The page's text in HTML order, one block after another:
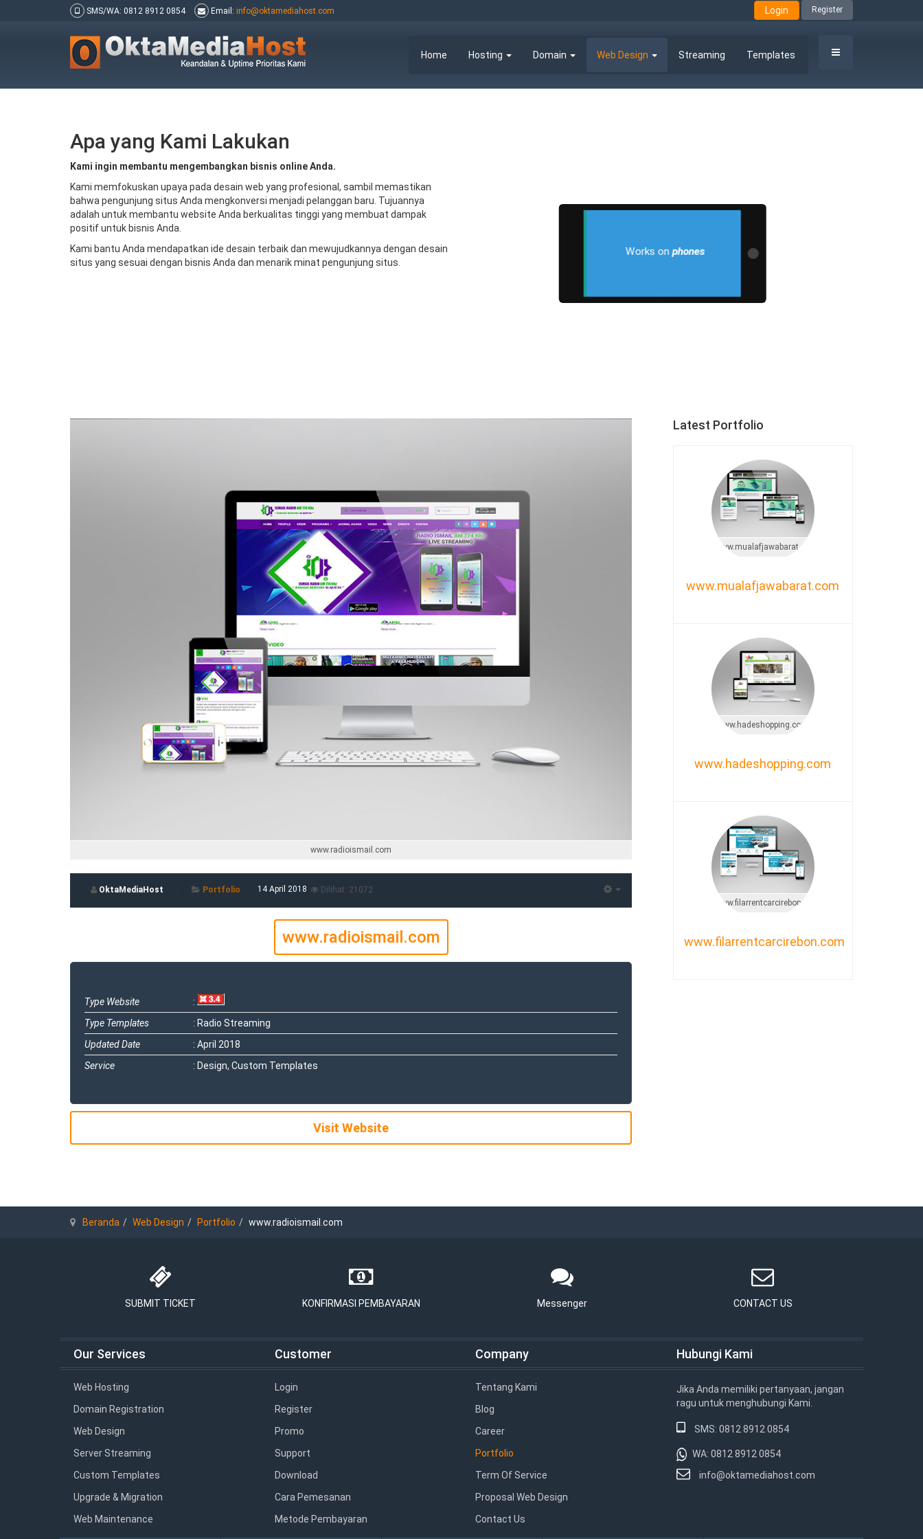
SMS/WA: 0812 8912 0854 Email: info@oktamediahost.com Login Register
Home Hosting Domain Web Design Streaming Templates
Apa yang Kami Lakukan
Kami ingin membantu mengembangkan bisnis online Anda.
Kami memfokuskan upaya pada desain web yang profesional, sambil memastikan
bahwa pengunjung situs Anda mengkonversi menjadi pelanggan baru. Tujuannya
adalah untuk membantu website Anda berkualitas tinggi yang membuat dampak
positif untuk bisnis Anda.
Kami bantu Anda mendapatkan ide desain terbaik dan mewujudkannya dengan desain
situs yang sesuai dengan bisnis Anda dan menarik minat pengunjung situs.
Works on phones
www.radioismail.com
OktaMediaHost Portfolio 14 April 2018 Dilihat: 21072
www.radioismail.com
Type Website
:
Type Templates
:Radio Streaming
Updated Date
:April 2018
Service
:Design, Custom Templates
Visit Website
Latest Portfolio
www.mualafjawabarat.com
www.mualafjawabarat.com
www.hadeshopping.com
www.hadeshopping.com
www.filarrentcarcirebon.com
www.filarrentcarcirebon.com
Beranda Web Design Portfolio www.radioismail.com
SUBMIT TICKET KONFIRMASI PEMBAYARAN Messenger CONTACT US
Our Services
Web Hosting
Domain Registration
Web Design
Server Streaming
Custom Templates
Upgrade & Migration
Web Maintenance
Customer
Login
Register
Promo
Support
Download
Cara Pemesanan
Metode Pembayaran
Company
Tentang Kami
Blog
Career
Portfolio
Term Of Service
Proposal Web Design
Contact Us
Hubungi Kami
Jika Anda memiliki pertanyaan, jangan
ragu untuk menghubungi Kami.
SMS: 0812 8912 0854
WA: 0812 8912 0854
info@oktamediahost.com